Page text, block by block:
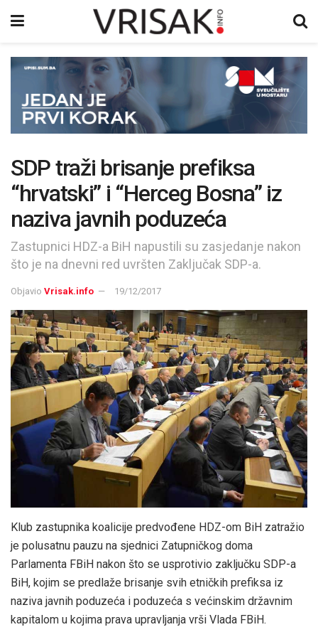
SDP traži brisanje prefiksa
“hrvatski” i “Herceg Bosna” iz
naziva javnih poduzeća
Zastupnici HDZ-a BiH napustili su zasjedanje nakon
što je na dnevni red uvršten Zaključak SDP-a.
Objavio Vrisak.info 19/12/2017
Klub zastupnika koalicije predvođene HDZ-om BiH zatražio
je polusatnu pauzu na sjednici Zatupničkog doma
Parlamenta FBiH nakon što se usprotivio zaključku SDP-a
BiH, kojim se predlaže brisanje svih etničkih prefiksa iz
naziva javnih poduzeća i poduzeća s većinskim državnim
kapitalom u kojima prava upravljanja vrši Vlada FBiH.